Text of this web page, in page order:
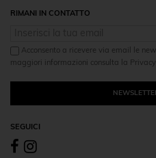
RIMANI IN CONTATTO
Acconsento a ricevere via email le
maggiori informazioni consulta la Privacy
SEGUICI